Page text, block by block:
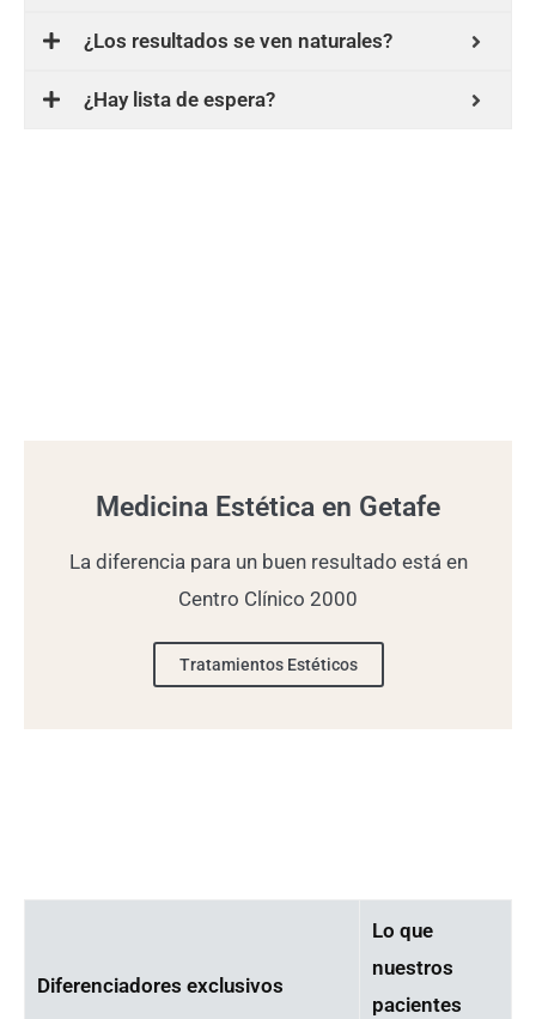
¿Los resultados se ven naturales?
¿Hay lista de espera?
Medicina Estética en Getafe
La diferencia para un buen resultado está en
Centro Clínico 2000
Tratamientos Estéticos
Diferenciadores exclusivos
Lo que
nuestros
pacientes